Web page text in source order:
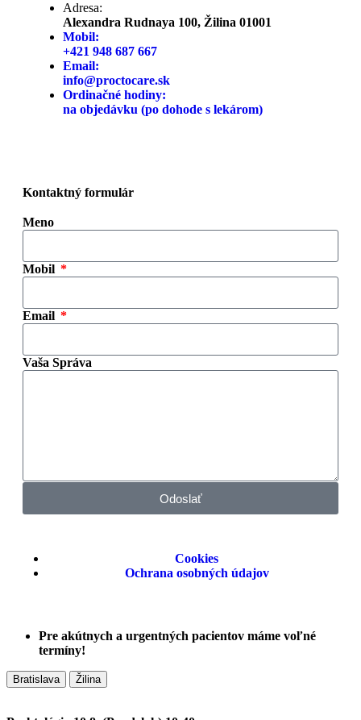
Adresa:
Alexandra Rudnaya 100, Žilina 01001
Mobil:
+421 948 687 667
Email:
info@proctocare.sk
Ordinačné hodiny:
na objedávku (po dohode s lekárom)
Kontaktný formulár
Meno
Mobil
Email
Vaša Správa
Odoslať
Cookies
Ochrana osobných údajov
Pre akútnych a urgentných pacientov máme voľné
termíny!
Bratislava Žilina